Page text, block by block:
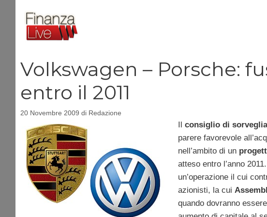
contenuto
Volkswagen – Porsche:
entro il 2011
20 Novembre 2009 di Redazione
Il consiglio di
parere favorevole
nell’ambito di un
atteso entro l’anno
un’operazione il cui
azionisti, la cui
quando dovranno